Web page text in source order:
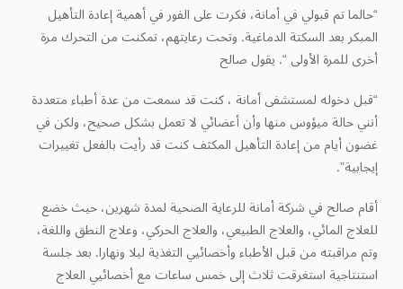
“حالما تم قبولي في أمانة، فكرت على الفور في أهمية إعادة التأهيل
المبكر بعد السكتة الدماغية. وتحت رعايتهم، تمكنت من التحرك مرة
أخرى للمرة الأولى “. يقول صالح
“قبل دخوله لمستشفى أمانة ، كنت قد سمعت من عدة أطباء متعددة
أنني حالة ميؤوس منها وأن أعضائي لا تعمل بشكل صحيح، ولكن في
غضون أيام من إعادة التأهيل المكثف كنت قد رأيت بالفعل تغييرات
إيجابية”.
أقام صالح في شركة أمانة للرعاية الصحية لمدة شهرين، حيث خضع
للعلاج المائي، والعلاج الطبيعي، والعلاج الحركي، وعلاج النطق واللغة،
وتم مراقبته من قبل الأطباء وأخصائيي التغذية ليلا ونهارا. بعد جلسة
استنتاجية استغرقت ثلاث إلى خمس ساعات مع أخصائيي العلاج